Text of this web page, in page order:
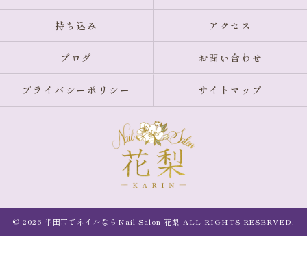
持ち込み アクセス
ブログ お問い合わせ
プライバシーポリシー サイトマップ
© 2026 半田市でネイルならNail Salon 花梨 ALL RIGHTS RESERVED.